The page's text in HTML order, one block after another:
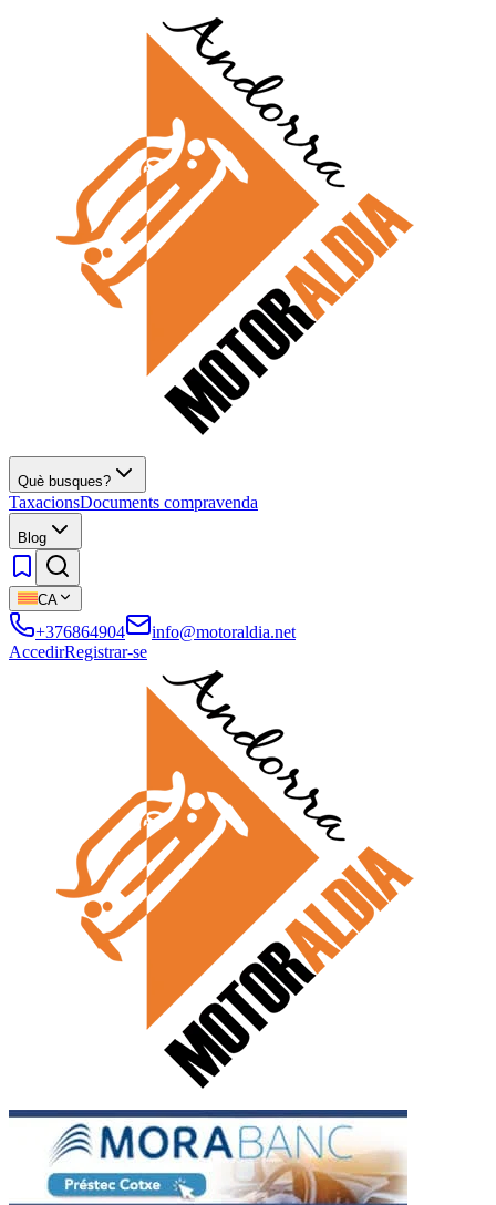
Què busques?
TaxacionsDocuments compravenda
Blog
CA
+376864904
info@motoraldia.net
AccedirRegistrar-se